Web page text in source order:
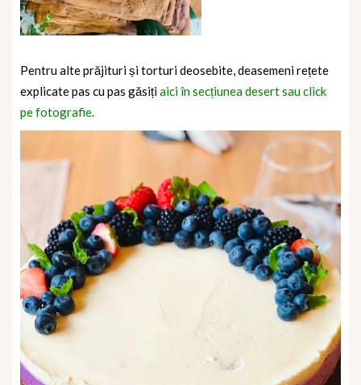
Pentru alte prăjituri și torturi deosebite, deasemeni rețete
explicate pas cu pas găsițiaici în secțiunea desert sau click
pe fotografie.